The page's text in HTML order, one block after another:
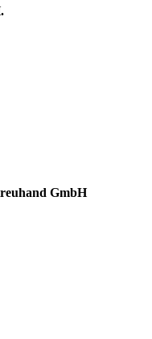
GmbH